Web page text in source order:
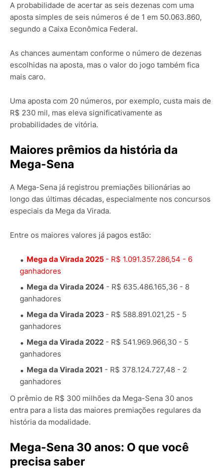
A probabilidade de acertar as seis dezenas com uma
aposta simples de seis números é de 1 em 50.063.860,
segundo a Caixa Econômica Federal.
As chances aumentam conforme o número de dezenas
escolhidas na aposta, mas o valor do jogo também fica
mais caro.
Uma aposta com 20 números, por exemplo, custa mais de
R$ 230 mil, mas eleva significativamente as
probabilidades de vitória.
Maiores prêmios da história da
Mega-Sena
A Mega-Sena já registrou premiações bilionárias ao
longo das últimas décadas, especialmente nos concursos
especiais da Mega da Virada.
Entre os maiores valores já pagos estão:
Mega da Virada 2025 - R$ 1.091.357.286,54 - 6
ganhadores
Mega da Virada 2024 - R$ 635.486.165,36 - 8
ganhadores
Mega da Virada 2023 - R$ 588.891.021,25 - 5
ganhadores
Mega da Virada 2022 - R$ 541.969.966,30 - 5
ganhadores
Mega da Virada 2021 - R$ 378.124.727,48 - 2
ganhadores
O prêmio de R$ 300 milhões da Mega-Sena 30 anos
entra para a lista das maiores premiações regulares da
história da modalidade.
Mega-Sena 30 anos: O que você
precisa saber